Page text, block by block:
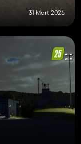
31 Mart 2026